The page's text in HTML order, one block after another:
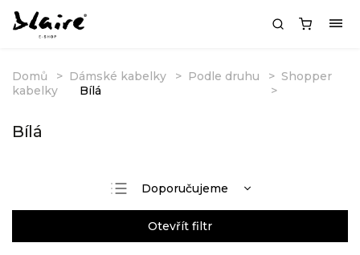
Domů Dámské kabelky Podle druhu
Shopper
kabelky
Bílá
Bílá
Doporučujeme
Nejlevnější
Nejdražší
Otevřít filtr